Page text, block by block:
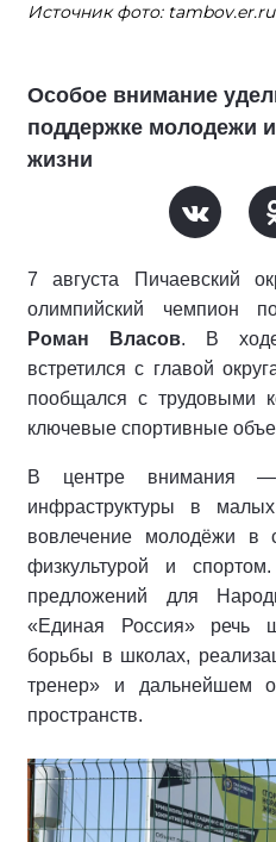
Источник фото: tambov.er.ru
Особое внимание
поддержке молодежи
жизни
7 августа Пичаевский
олимпийский чемпион
Роман Власов. В ходе
встретился с главой
пообщался с трудовыми
ключевые спортивные
В центре внимания —
инфраструктуры в
вовлечение молодёжи в
физкультурой и
предложений для
«Единая Россия» речь
борьбы в школах,
тренер» и дальнейшем
пространств.